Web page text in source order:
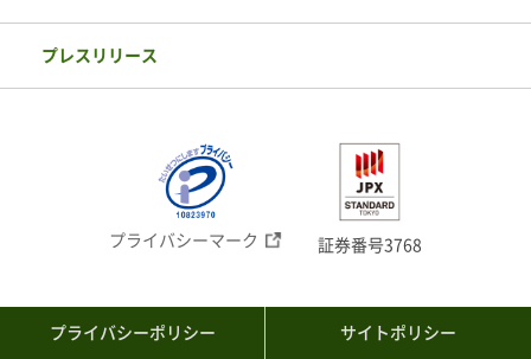
プレスリリース
プライバシーマーク 証券番号3768
プライバシーポリシー サイトポリシー